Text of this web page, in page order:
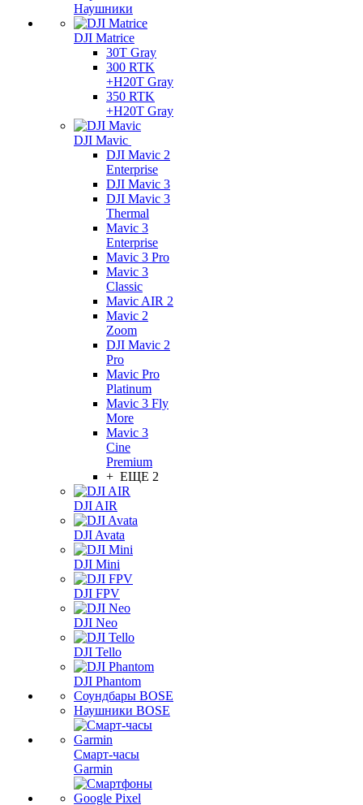
Наушники
DJI Matrice
30T Gray
300 RTK
+H20T Gray
350 RTK
+H20T Gray
DJI Mavic
DJI Mavic 2
Enterprise
DJI Mavic 3
DJI Mavic 3
Thermal
Mavic 3
Enterprise
Mavic 3 Pro
Mavic 3
Сlassic
Mavic AIR 2
Mavic 2
Zoom
DJI Mavic 2
Pro
Mavic Pro
Platinum
Mavic 3 Fly
More
Mavic 3
Cine
Premium
+ ЕЩЕ 2
DJI AIR
DJI Avata
DJI Mini
DJI FPV
DJI Neo
DJI Tello
DJI Phantom
Соундбары BOSE
Наушники BOSE
Смарт-часы
Garmin